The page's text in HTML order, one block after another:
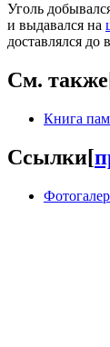
Уголь
и выдавался на
доставлялся до
См. также
Книга
Ссылки[